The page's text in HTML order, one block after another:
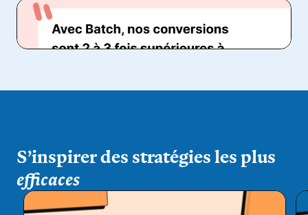
S’inspirer des stratégiesles plus
efficaces